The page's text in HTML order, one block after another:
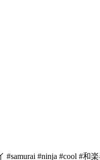
#ninja #cool #和楽